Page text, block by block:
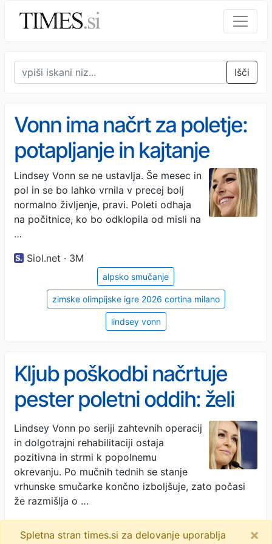
Išči
Vonn ima načrt za poletje:
potapljanje in kajtanje
Lindsey Vonn se ne ustavlja. Še mesec in
pol in se bo lahko vrnila v precej bolj
normalno življenje, pravi. Poleti odhaja
na počitnice, ko bo odklopila od misli na
…
Siol.net · 3M
alpsko smučanje
zimske olimpijske igre 2026 cortina milano
lindsey vonn
Kljub poškodbi načrtuje
pester poletni oddih: želi
se naučiti kajtati
Lindsey Vonn po seriji zahtevnih operacij
in dolgotrajni rehabilitaciji ostaja
pozitivna in strmi k popolnemu
okrevanju. Po mučnih tednih se stanje
vrhunske smučarke končno izboljšuje, zato počasi
že razmišlja o …
Spletna stran times.si za delovanje uporablja
×